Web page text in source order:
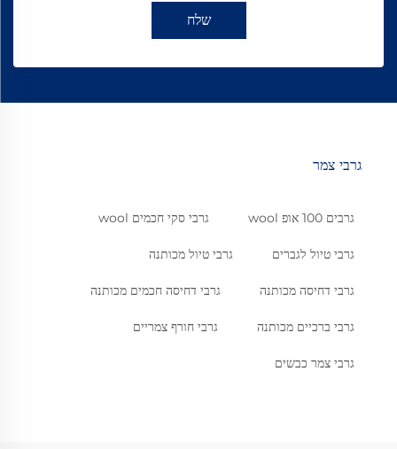
שלח
גרבי צמר
גרבים 100 אופ wool גרבי סקי חכמים wool
גרבי טיול לגברים גרבי טיול מכותנה
גרבי דחיסה מכותנה גרבי דחיסה חכמים מכותנה
גרבי ברכיים מכותנה גרבי חורף צמריים
גרבי צמר כבשים